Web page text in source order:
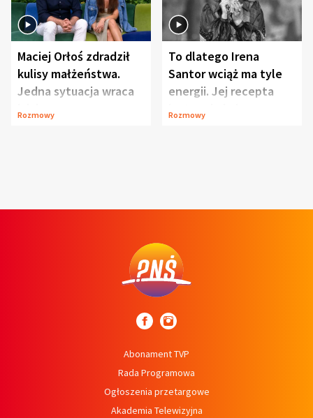
Maciej Orłoś zdradził
kulisy małżeństwa.
Jedna sytuacja wraca
jak bumerang
Rozmowy
To dlatego Irena
Santor wciąż ma tyle
energii. Jej recepta
jest zaskakująco
Rozmowy
Abonament TVP
Rada Programowa
Ogłoszenia przetargowe
Akademia Telewizyjna